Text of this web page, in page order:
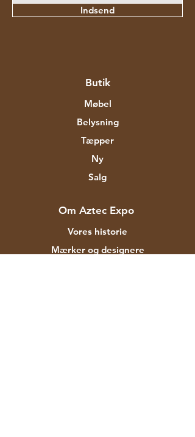
Indsend
Butik
Møbel
Belysning
Tæpper
Ny
Salg
Om Aztec Expo
Vores historie
Mærker og designere